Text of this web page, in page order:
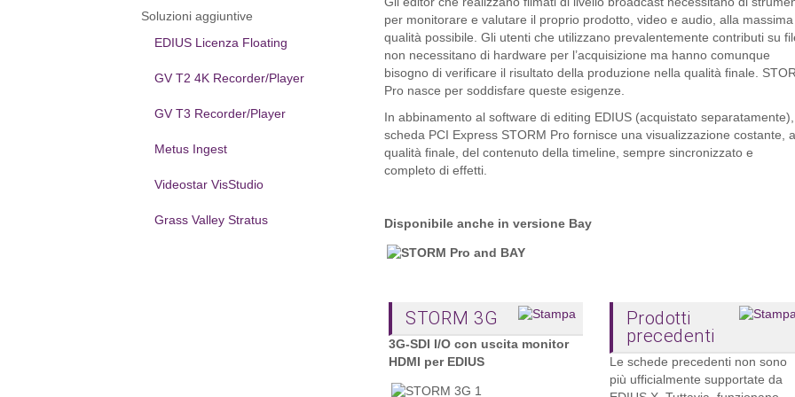
per monitorare e valutare il proprio prodotto, video e audio, alla massima
qualità possibile. Gli utenti che utilizzano prevalentemente contributi su
non necessitano di hardware per l’acquisizione ma hanno comunque
bisogno di verificare il risultato della produzione nella qualità finale.
Pro nasce per soddisfare queste esigenze.
In abbinamento al software di editing EDIUS (acquistato
scheda PCI Express STORM Pro fornisce una visualizzazione costante, a
qualità finale, del contenuto della timeline, sempre sincronizzato e
completo di effetti.
Disponibile anche in versione Bay
STORM 3G
3G-SDI I/O con uscita monitor
HDMI per EDIUS
Prodotti
precedenti
Le schede precedenti non sono
più ufficialmente supportate da
Soluzioni aggiuntive
EDIUS Licenza Floating
GV T2 4K Recorder/Player
GV T3 Recorder/Player
Metus Ingest
Videostar VisStudio
Grass Valley Stratus